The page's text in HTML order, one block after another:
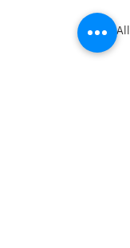
See All